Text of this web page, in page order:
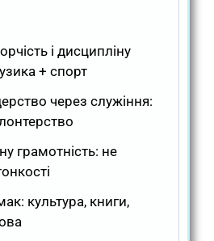
і дисципліну
+ спорт
через служіння:
грамотність: не
культура, книги,